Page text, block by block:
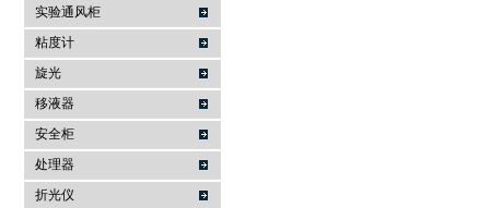
实验通风柜
粘度计
旋光
移液器
安全柜
处理器
折光仪